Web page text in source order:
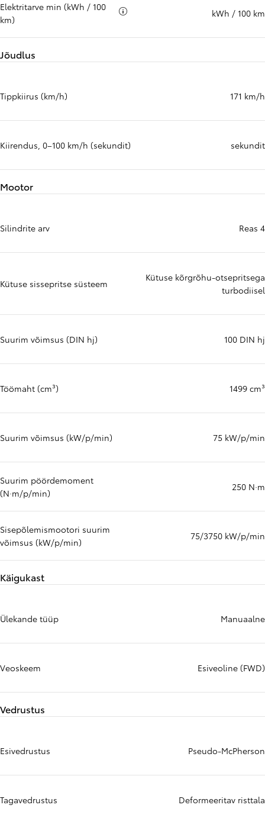
Elektritarve min (kWh / 100
km)
kWh / 100 km
Jõudlus
Tippkiirus (km/h) 171 km/h
Kiirendus, 0–100 km/h (sekundit) sekundit
Mootor
Silindrite arv Reas 4
Kütuse sissepritse süsteem
Kütuse kõrgrõhu-otsepritsega
turbodiisel
Suurim võimsus (DIN hj) 100 DIN hj
Töömaht (cm³) 1499 cm³
Suurim võimsus (kW/p/min) 75 kW/p/min
Suurim pöördemoment
(N·m/p/min)
250 N·m
Sisepõlemismootori suurim
võimsus (kW/p/min)
75/3750 kW/p/min
Käigukast
Ülekande tüüp Manuaalne
Veoskeem Esiveoline (FWD)
Vedrustus
Esivedrustus Pseudo-McPherson
Tagavedrustus Deformeeritav risttala